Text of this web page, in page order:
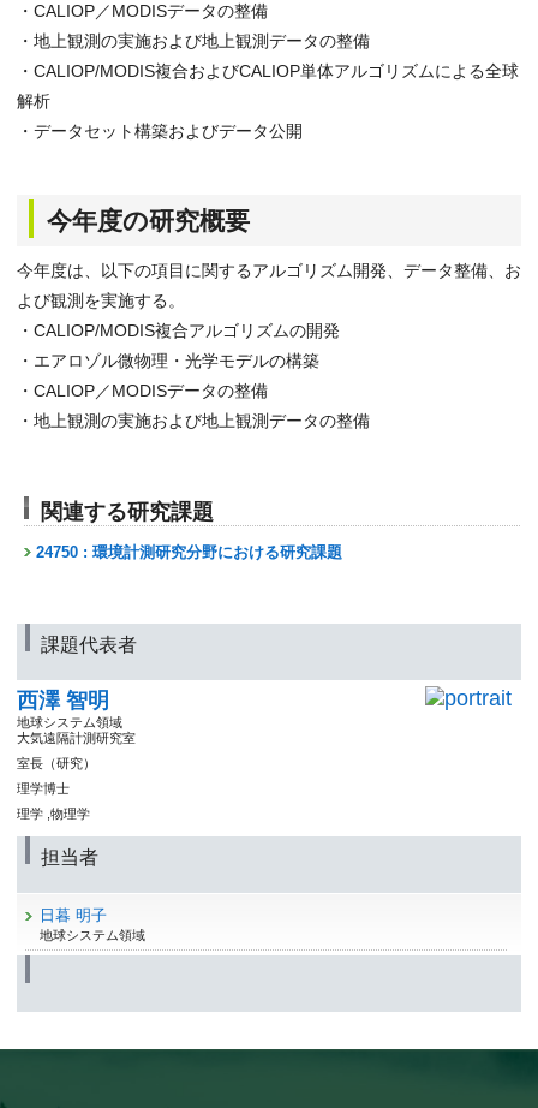
・CALIOP／MODISデータの整備
・地上観測の実施および地上観測データの整備
・CALIOP/MODIS複合およびCALIOP単体アルゴリズムによる全球
解析
・データセット構築およびデータ公開
今年度の研究概要
今年度は、以下の項目に関するアルゴリズム開発、データ整備、お
よび観測を実施する。
・CALIOP/MODIS複合アルゴリズムの開発
・エアロゾル微物理・光学モデルの構築
・CALIOP／MODISデータの整備
・地上観測の実施および地上観測データの整備
関連する研究課題
24750 : 環境計測研究分野における研究課題
課題代表者
西澤 智明
地球システム領域
大気遠隔計測研究室
室長（研究）
理学博士
理学 ,物理学
担当者
日暮 明子
地球システム領域